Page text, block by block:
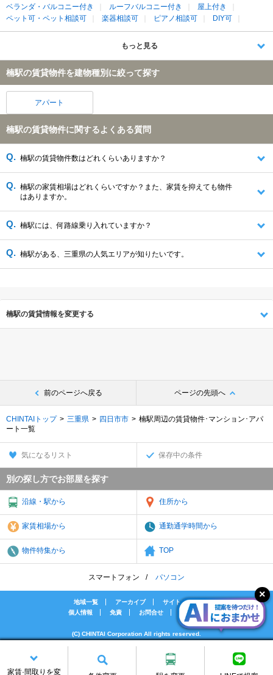
家賃·間取りを変
ベランダ・バルコニー付き
ルーフバルコニー付き
屋上付き
ペット可・ペット相談可
楽器相談可 ピアノ相談可 DIY可
もっと見る
楠駅の賃貸物件を建物種別に絞って探す
アパート
楠駅の賃貸物件に関するよくある質問
楠駅の賃貸物件数はどれくらいありますか？
楠駅の家賃相場はどれくらいですか？また、家賃を抑えても物件
はありますか。
楠駅には、何路線乗り入れていますか？
楠駅がある、三重県の人気エリアが知りたいです。
楠駅の賃貸情報を変更する
前のページへ戻る ページの先頭へ
CHINTAIトップ 三重県 四日市市
楠駅周辺の賃貸物件･マンション･アパ
ート一覧
気になるリスト 保存中の条件
別の探し方でお部屋を探す
沿線・駅から 住所から
家賃相場から 通勤通学時間から
物件特集から TOP
スマートフォン パソコン
地域一覧 アーカイブ
サイトマップ
個人情報
免責 お問合せ 会社案内
(C) CHINTAI Corporation All rights reserved.
[PR]賃貸物件の疑問解決！教えてエイブルAGENT
[PR]賃貸生活の工夫を紹介！CHINTAI情報局